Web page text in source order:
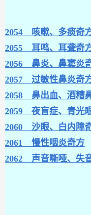
2054 咳嗽、多痰奇
2055 耳鸣、耳聋奇
2056 鼻炎、鼻窦炎
2057 过敏性鼻炎奇
2058 鼻出血、酒糟
2059 夜盲症、青光
2060 沙眼、白内障
2061 慢性咽炎奇方
2062 声音嘶哑、失